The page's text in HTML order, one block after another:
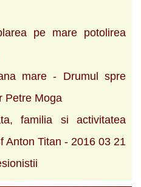
pe mare potolirea
mare - Drumul spre
Petre Moga
familia si activitatea
Anton Titan - 2016 03 21